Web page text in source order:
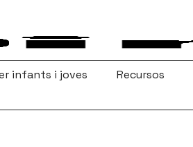
infants i joves Recursos